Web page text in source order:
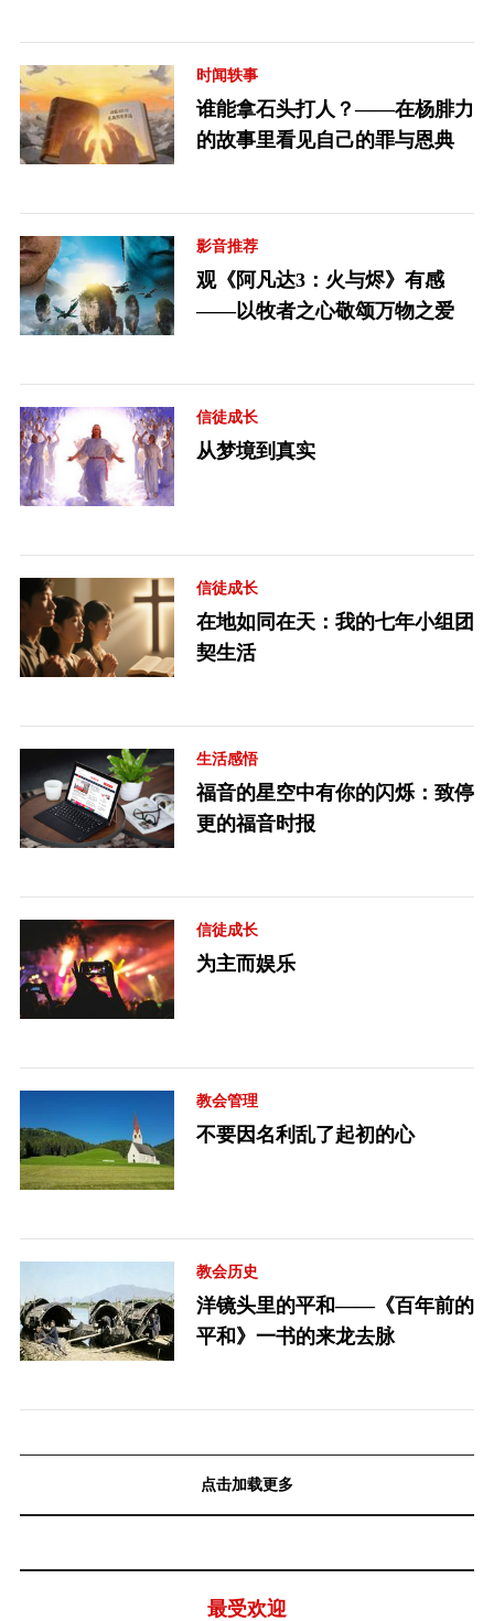
时闻轶事
谁能拿石头打人？——在杨腓力
的故事里看见自己的罪与恩典
影音推荐
观《阿凡达3：火与烬》有感
——以牧者之心敬颂万物之爱
信徒成长
从梦境到真实
信徒成长
在地如同在天：我的七年小组团
契生活
生活感悟
福音的星空中有你的闪烁：致停
更的福音时报
信徒成长
为主而娱乐
教会管理
不要因名利乱了起初的心
教会历史
洋镜头里的平和——《百年前的
平和》一书的来龙去脉
点击加载更多
最受欢迎